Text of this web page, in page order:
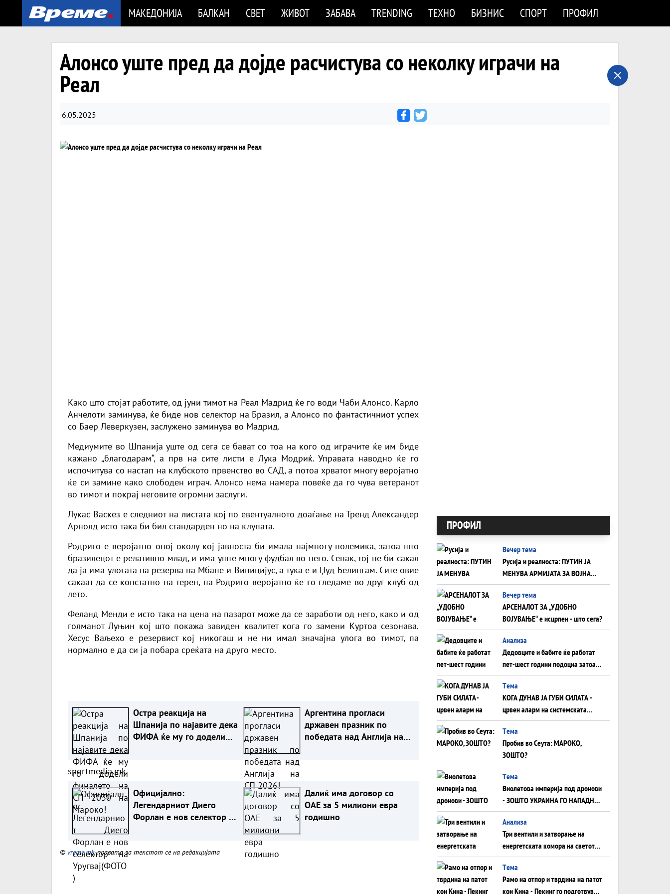
МАКЕДОНИЈА БАЛКАН СВЕТ ЖИВОТ ЗАБАВА TRENDING ТЕХНО БИЗНИС СПОРТ ПРОФИЛ
Алонсо уште пред да дојде расчистува со неколку играчи на
Реал
6.05.2025
Како што стојат работите, од јуни тимот на Реал Мадрид ќе го води Чаби Алонсо. Карло
Анчелоти заминува, ќе биде нов селектор на Бразил, а Алонсо по фантастичниот успех
со Баер Леверкузен, заслужено заминува во Мадрид.
Медиумите во Шпанија уште од сега се бават со тоа на кого од играчите ќе им биде
кажано „благодарам“, а прв на сите листи е Лука Модриќ. Управата наводно ќе го
испочитува со настап на клубското првенство во САД, а потоа хрватот многу веројатно
ќе си замине како слободен играч. Алонсо нема намера повеќе да го чува ветеранот
во тимот и покрај неговите огромни заслуги.
Лукас Васкез е следниот на листата кој по евентуалното доаѓање на Тренд Александер
Арнолд исто така би бил стандарден но на клупата.
Родриго е веројатно оној околу кој јавноста би имала најмногу полемика, затоа што
бразилецот е релативно млад, и има уште многу фудбал во него. Сепак, тој не би сакал
да ја има улогата на резерва на Мбапе и Виницијус, а тука е и Џуд Белингам. Сите овие
сакаат да се констатно на терен, па Родриго веројатно ќе го гледаме во друг клуб од
лето.
Феланд Менди е исто така на цена на пазарот може да се заработи од него, како и од
голманот Луњин кој што покажа завиден квалитет кога го замени Куртоа сезонава.
Хесус Ваљехо е резервист кој никогаш и не ни имал значајна улога во тимот, па
нормално е да си ја побара среќата на друго место.
Остра реакција на
Шпанија по најавите дека
ФИФА ќе му го додели
Аргентина прогласи
државен празник по
победата над Англија на
sportmedia.mk
Официјално:
Легендарниот Диего
Форлан е нов селектор на
Далиќ има договор со
ОАЕ за 5 милиони евра
годишно
© vreme.mk, правата за текстот се на редакцијата
ПРОФИЛ
Вечер тема
Русија и реалноста: ПУТИН ЈА
МЕНУВА АРМИЈАТА ЗА ВОЈНА
ШТО ОСТАНУВА БЕЗ ФРОНТ
Вечер тема
АРСЕНАЛОТ ЗА „УДОБНО
ВОЈУВАЊЕ“ е исцрпен - што сега?
Анализа
Дедовците и бабите ќе работат
пет-шест години подоцна затоа
што НЕМААТ ВНУЦИ ДА ГИ
ЗАМЕНАТ
Tема
КОГА ДУНАВ ЈА ГУБИ СИЛАТА -
црвен аларм на системската
плоча од јужна Германија до
Црното Море...
Tема
Пробив во Сеута: МАРОКО,
ЗОШТО?
Tема
Виолетова империја под дронови
- ЗОШТО УКРАИНА ГО НАПАДНА
РУСКИОТ WILDBERRIES
Aнализа
Три вентили и затворање на
енергетската комора на светот:
Нападот во Суец најавува
глобален енергетски инфаркт?
Tема
Рамо на отпор и тврдина на патот
кон Кина - Пекинг го подготвува